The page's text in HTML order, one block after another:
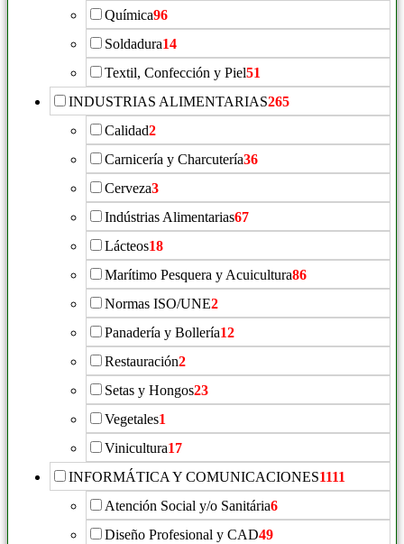
Química96
Soldadura14
Textil, Confección y Piel51
INDUSTRIAS ALIMENTARIAS265
Calidad2
Carnicería y Charcutería36
Cerveza3
Indústrias Alimentarias67
Lácteos18
Marítimo Pesquera y Acuicultura86
Normas ISO/UNE2
Panadería y Bollería12
Restauración2
Setas y Hongos23
Vegetales1
Vinicultura17
INFORMÁTICA Y COMUNICACIONES1111
Atención Social y/o Sanitária6
Diseño Profesional y CAD49